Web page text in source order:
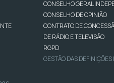
CONSELHO GERAL
CONSELHO DE OPINIÃO
CONTRATO DE
DE RÁDIO E TELEVISÃO
RGPD
GESTÃO DAS DEFINIÇÕES